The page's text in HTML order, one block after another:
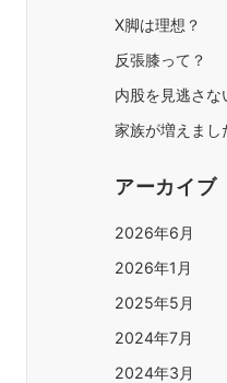
X脚は理想？
反張膝って？
内股を見逃さな
家族が増えまし
アーカイブ
2026年6月
2026年1月
2025年5月
2024年7月
2024年3月